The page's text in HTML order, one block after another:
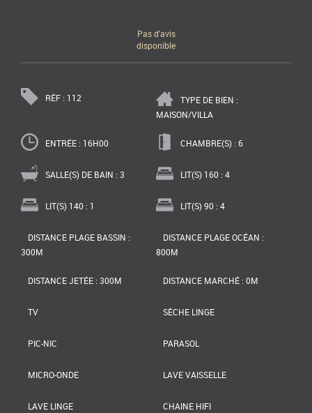
Pas d'avis
disponible
RÉF : 112
TYPE DE BIEN :
MAISON/VILLA
ENTRÉE : 16H00 CHAMBRE(S) : 6
SALLE(S) DE BAIN : 3 LIT(S) 160 : 4
LIT(S) 140 : 1 LIT(S) 90 : 4
DISTANCE PLAGE BASSIN :
300M
DISTANCE PLAGE OCÉAN :
800M
DISTANCE JETÉE : 300M DISTANCE MARCHÉ : 0M
TV SÈCHE LINGE
PIC-NIC PARASOL
MICRO-ONDE LAVE VAISSELLE
LAVE LINGE CHAINE HIFI